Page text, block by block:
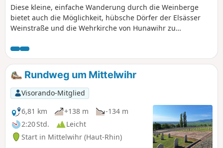
Diese kleine, einfache Wanderung durch die Weinberge
bietet auch die Möglichkeit, hübsche Dörfer der Elsässer
Weinstraße und die Wehrkirche von Hunawihr zu
Frühlings kann man die blühenden Mandelbäume
bewundern. Im Herbst genießt man die schönen Farben
der Jahreszeit.
Rundweg um Mittelwihr
Visorando-Mitglied
6,81 km
+138 m
-134 m
2:20 Std.
Leicht
Start in Mittelwihr (Haut-Rhin)